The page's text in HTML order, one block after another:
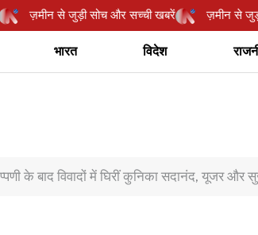
ज़मीन से जुड़ी सोच और सच्ची खबरें ज़मीन
भारत विदेश
के बाद विवादों में घिरीं कुनिका सदानंद, यूजर और